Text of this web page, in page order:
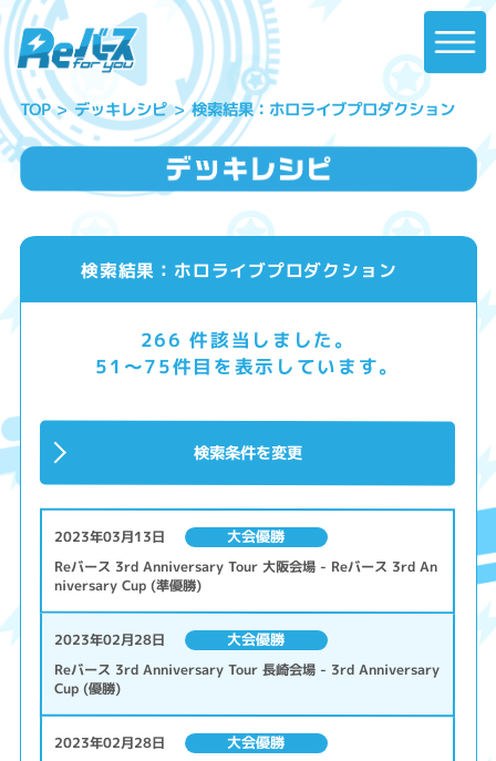
TOP デッキレシピ 検索結果：ホロライブプロダクション
検索結果：ホロライブプロダクション
266 件該当しました。
51～75件目を表示しています。
検索条件を変更
2023年03月13日 大会優勝
Reバース 3rd Anniversary Tour 大阪会場 - Reバース 3rd An
niversary Cup (準優勝)
2023年02月28日 大会優勝
Reバース 3rd Anniversary Tour 長崎会場 - 3rd Anniversary
Cup (優勝)
2023年02月28日 大会優勝